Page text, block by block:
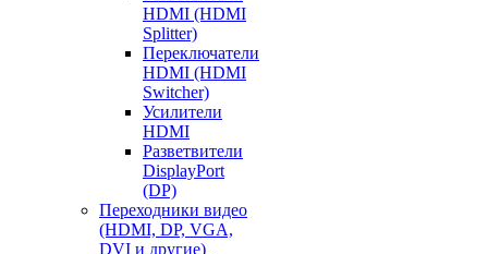
HDMI (HDMI
Splitter)
Переключатели
HDMI (HDMI
Switcher)
Усилители
HDMI
Разветвители
DisplayPort
(DP)
Переходники видео
(HDMI, DP, VGA,
DVI и другие)